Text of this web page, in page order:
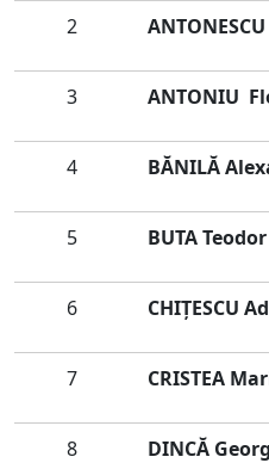
2
3 ANTONIU
4 BĂNILĂ
5 BUTA Teodor
6 CHIŢESCU
7 CRISTEA
8 DINCĂ